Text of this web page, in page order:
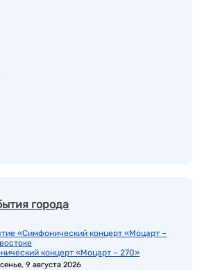
города
концерт «Моцарт – 270»
9 августа 2026